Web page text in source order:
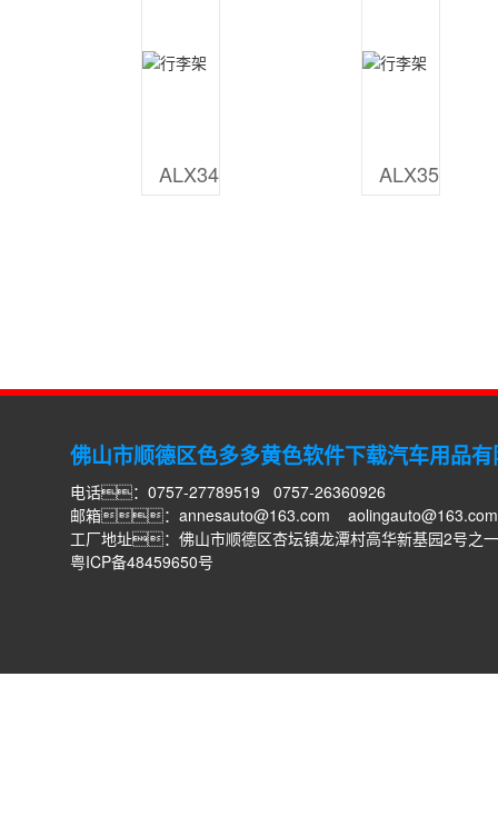
ALX34 ALX35
佛山市顺德区色多多黄色软件下载汽车用品
电话：0757-27789519 0757-26360926
邮箱： annesauto@163.com
aolingauto@163.com
工厂地址：佛山市顺德区杏坛镇龙潭村高华新基园2号之一
粤ICP备48459650号